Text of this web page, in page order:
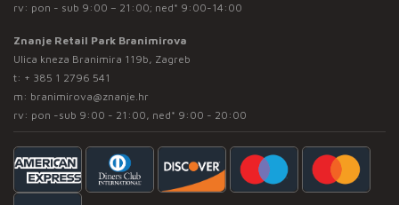
rv: pon - sub 9:00 – 21:00; ned* 9:00-14:00
Znanje Retail Park Branimirova
Ulica kneza Branimira 119b, Zagreb
t: + 385 1 2796 541
m: branimirova@znanje.hr
rv: pon -sub 9:00 - 21:00, ned* 9:00 - 20:00